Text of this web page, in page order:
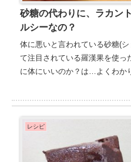
砂糖の代わりに、ラカン
ルシーなの？
体に悪いと言われている砂糖(
て注目されている羅漢果を使っ
に体にいいのか？は…よくわか
レシピ